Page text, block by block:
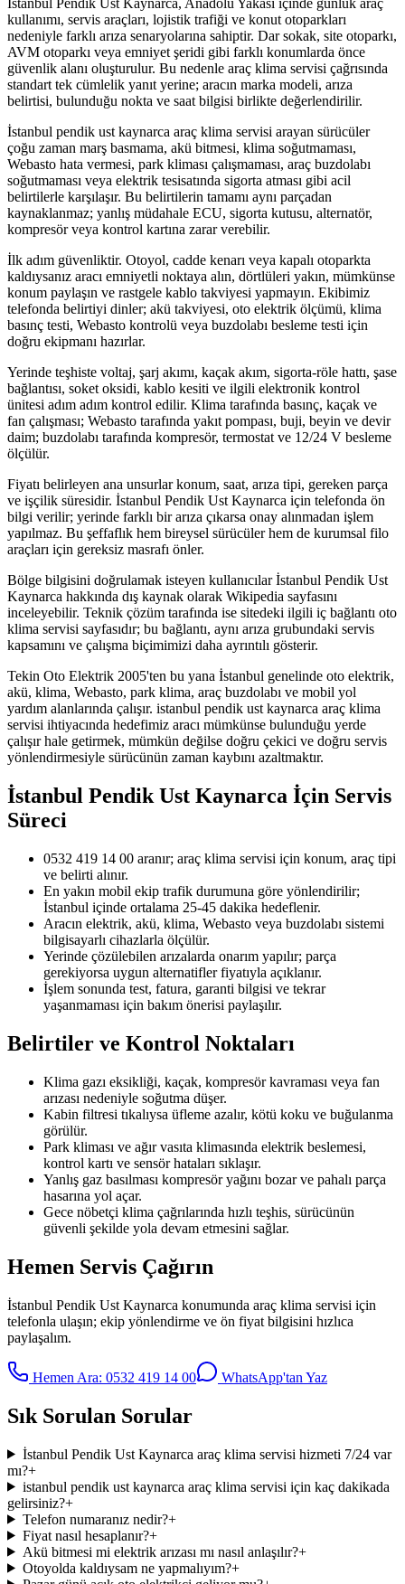
İstanbul Pendik Ust Kaynarca, Anadolu Yakası içinde günlük araç
kullanımı, servis araçları, lojistik trafiği ve konut otoparkları
nedeniyle farklı arıza senaryolarına sahiptir. Dar sokak, site otoparkı,
AVM otoparkı veya emniyet şeridi gibi farklı konumlarda önce
güvenlik alanı oluşturulur. Bu nedenle araç klima servisi çağrısında
standart tek cümlelik yanıt yerine; aracın marka modeli, arıza
belirtisi, bulunduğu nokta ve saat bilgisi birlikte değerlendirilir.
İstanbul pendik ust kaynarca araç klima servisi arayan sürücüler
çoğu zaman marş basmama, akü bitmesi, klima soğutmaması,
Webasto hata vermesi, park kliması çalışmaması, araç buzdolabı
soğutmaması veya elektrik tesisatında sigorta atması gibi acil
belirtilerle karşılaşır. Bu belirtilerin tamamı aynı parçadan
kaynaklanmaz; yanlış müdahale ECU, sigorta kutusu, alternatör,
kompresör veya kontrol kartına zarar verebilir.
İlk adım güvenliktir. Otoyol, cadde kenarı veya kapalı otoparkta
kaldıysanız aracı emniyetli noktaya alın, dörtlüleri yakın, mümkünse
konum paylaşın ve rastgele kablo takviyesi yapmayın. Ekibimiz
telefonda belirtiyi dinler; akü takviyesi, oto elektrik ölçümü, klima
basınç testi, Webasto kontrolü veya buzdolabı besleme testi için
doğru ekipmanı hazırlar.
Yerinde teşhiste voltaj, şarj akımı, kaçak akım, sigorta-röle hattı, şase
bağlantısı, soket oksidi, kablo kesiti ve ilgili elektronik kontrol
ünitesi adım adım kontrol edilir. Klima tarafında basınç, kaçak ve
fan çalışması; Webasto tarafında yakıt pompası, buji, beyin ve devir
daim; buzdolabı tarafında kompresör, termostat ve 12/24 V besleme
ölçülür.
Fiyatı belirleyen ana unsurlar konum, saat, arıza tipi, gereken parça
ve işçilik süresidir. İstanbul Pendik Ust Kaynarca için telefonda ön
bilgi verilir; yerinde farklı bir arıza çıkarsa onay alınmadan işlem
yapılmaz. Bu şeffaflık hem bireysel sürücüler hem de kurumsal filo
araçları için gereksiz masrafı önler.
Bölge bilgisini doğrulamak isteyen kullanıcılar İstanbul Pendik Ust
Kaynarca hakkında dış kaynak olarak Wikipedia sayfasını
inceleyebilir. Teknik çözüm tarafında ise sitedeki ilgili iç bağlantı oto
klima servisi sayfasıdır; bu bağlantı, aynı arıza grubundaki servis
kapsamını ve çalışma biçimimizi daha ayrıntılı gösterir.
Tekin Oto Elektrik 2005'ten bu yana İstanbul genelinde oto elektrik,
akü, klima, Webasto, park klima, araç buzdolabı ve mobil yol
yardım alanlarında çalışır. istanbul pendik ust kaynarca araç klima
servisi ihtiyacında hedefimiz aracı mümkünse bulunduğu yerde
çalışır hale getirmek, mümkün değilse doğru çekici ve doğru servis
yönlendirmesiyle sürücünün zaman kaybını azaltmaktır.
İstanbul Pendik Ust Kaynarca İçin Servis
Süreci
0532 419 14 00 aranır; araç klima servisi için konum, araç tipi
ve belirti alınır.
En yakın mobil ekip trafik durumuna göre yönlendirilir;
İstanbul içinde ortalama 25-45 dakika hedeflenir.
Aracın elektrik, akü, klima, Webasto veya buzdolabı sistemi
bilgisayarlı cihazlarla ölçülür.
Yerinde çözülebilen arızalarda onarım yapılır; parça
gerekiyorsa uygun alternatifler fiyatıyla açıklanır.
İşlem sonunda test, fatura, garanti bilgisi ve tekrar
yaşanmaması için bakım önerisi paylaşılır.
Belirtiler ve Kontrol Noktaları
Klima gazı eksikliği, kaçak, kompresör kavraması veya fan
arızası nedeniyle soğutma düşer.
Kabin filtresi tıkalıysa üfleme azalır, kötü koku ve buğulanma
görülür.
Park kliması ve ağır vasıta klimasında elektrik beslemesi,
kontrol kartı ve sensör hataları sıklaşır.
Yanlış gaz basılması kompresör yağını bozar ve pahalı parça
hasarına yol açar.
Gece nöbetçi klima çağrılarında hızlı teşhis, sürücünün
güvenli şekilde yola devam etmesini sağlar.
Hemen Servis Çağırın
İstanbul Pendik Ust Kaynarca konumunda araç klima servisi için
telefonla ulaşın; ekip yönlendirme ve ön fiyat bilgisini hızlıca
paylaşalım.
Hemen Ara: 0532 419 14 00 WhatsApp'tan Yaz
Sık Sorulan Sorular
İstanbul Pendik Ust Kaynarca araç klima servisi hizmeti 7/24 var
mı?+
istanbul pendik ust kaynarca araç klima servisi için kaç dakikada
gelirsiniz?+
Telefon numaranız nedir?+
Fiyat nasıl hesaplanır?+
Akü bitmesi mi elektrik arızası mı nasıl anlaşılır?+
Otoyolda kaldıysam ne yapmalıyım?+